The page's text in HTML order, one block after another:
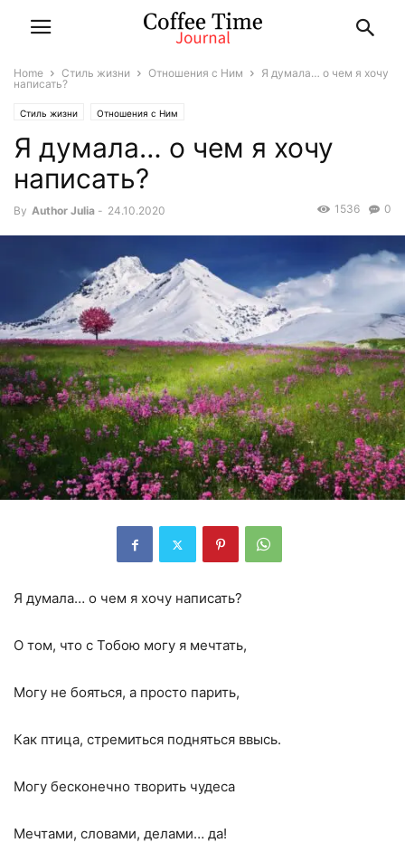
Home Стиль жизни Отношения с Ним
Я думала… о чем я хочу
написать?
Стиль жизни Отношения с Ним
Я думала… о чем я хочу
написать?
By Author Julia - 24.10.2020 0
1536
Я думала… о чем я хочу написать?
О том, что с Тобою могу я мечтать,
Могу не бояться, а просто парить,
Как птица, стремиться подняться ввысь.
Могу бесконечно творить чудеса
Мечтами, словами, делами… да!